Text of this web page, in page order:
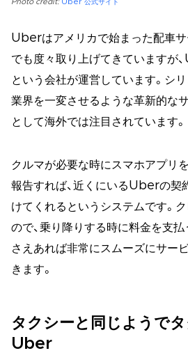
Photo credit: Uber 公式サイト
Uberはアメリカで始まった配車サ
でも度々取り上げてきています
という会社が運営しています。シリ
業界を一変させるような革新的な
として海外では注目されています。
クルマが必要な時にスマホアプリ
報告すれば、近くにいるUberの契
けてくれるというシステムです。
ので、乗り降りする時に料金を支払
さえあれば非常にスムーズにサー
きます。
タクシーと同じようでタ
Uber